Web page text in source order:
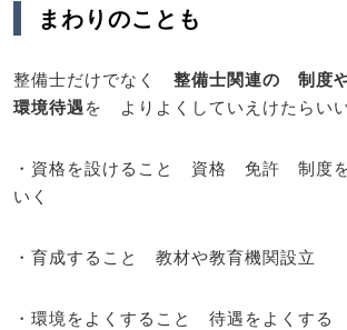
まわりのことも
整備士だけでなく 整備士関連の 制度
環境待遇 を よりよくしていえけたらい
・資格を設けること 資格 免許 制度を
いく
・育成すること 教材や教育機関設立
・環境をよくすること 待遇をよくする